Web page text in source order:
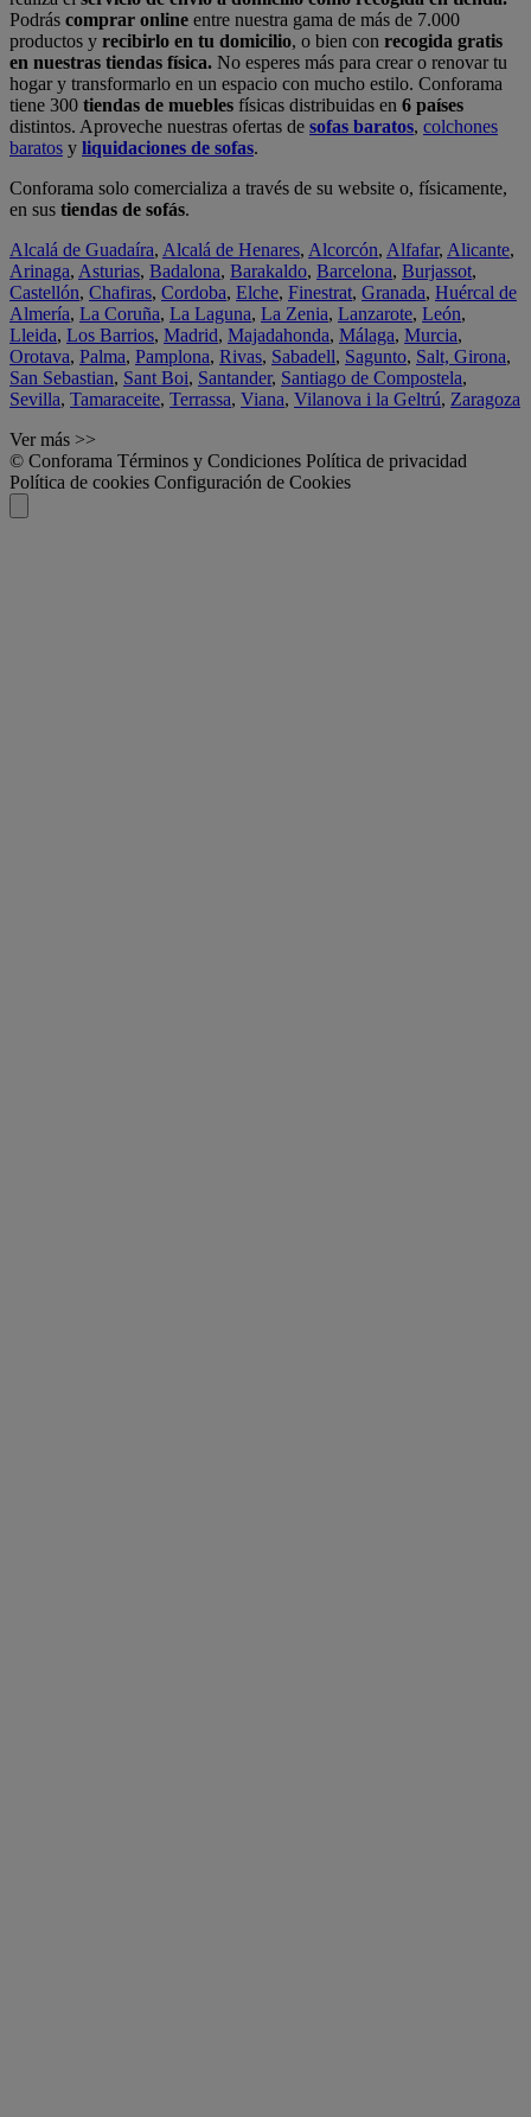
Podrás comprar online entre nuestra gama de más de 7.000
productos y recibirlo en tu domicilio, o bien con recogida gratis
en nuestras tiendas física. No esperes más para crear o renovar tu
hogar y transformarlo en un espacio con mucho estilo. Conforama
tiene 300 tiendas de muebles físicas distribuidas en 6 países
distintos. Aproveche nuestras ofertas de sofas baratos, colchones
baratos y liquidaciones de sofas.
Conforama solo comercializa a través de su website o, físicamente,
en sus tiendas de sofás.
Alcalá de Guadaíra, Alcalá de Henares, Alcorcón, Alfafar, Alicante,
Arinaga, Asturias, Badalona, Barakaldo, Barcelona, Burjassot,
Castellón, Chafiras, Cordoba, Elche, Finestrat, Granada, Huércal de
Almería, La Coruña, La Laguna, La Zenia, Lanzarote, León,
Lleida, Los Barrios, Madrid, Majadahonda, Málaga, Murcia,
Orotava, Palma, Pamplona, Rivas, Sabadell, Sagunto, Salt, Girona,
San Sebastian, Sant Boi, Santander, Santiago de Compostela,
Sevilla, Tamaraceite, Terrassa, Viana, Vilanova i la Geltrú, Zaragoza
Ver más >>
© Conforama Términos y Condiciones Política de privacidad
Política de cookies Configuración de Cookies